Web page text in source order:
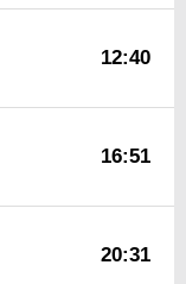
12:40
16:51
20:31